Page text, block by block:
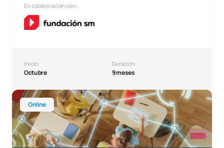
En colaboración con:
Inicio:
Octubre
Duración:
9 meses
Online
Máster Online en Tecnología Educativa (Máster TIC)